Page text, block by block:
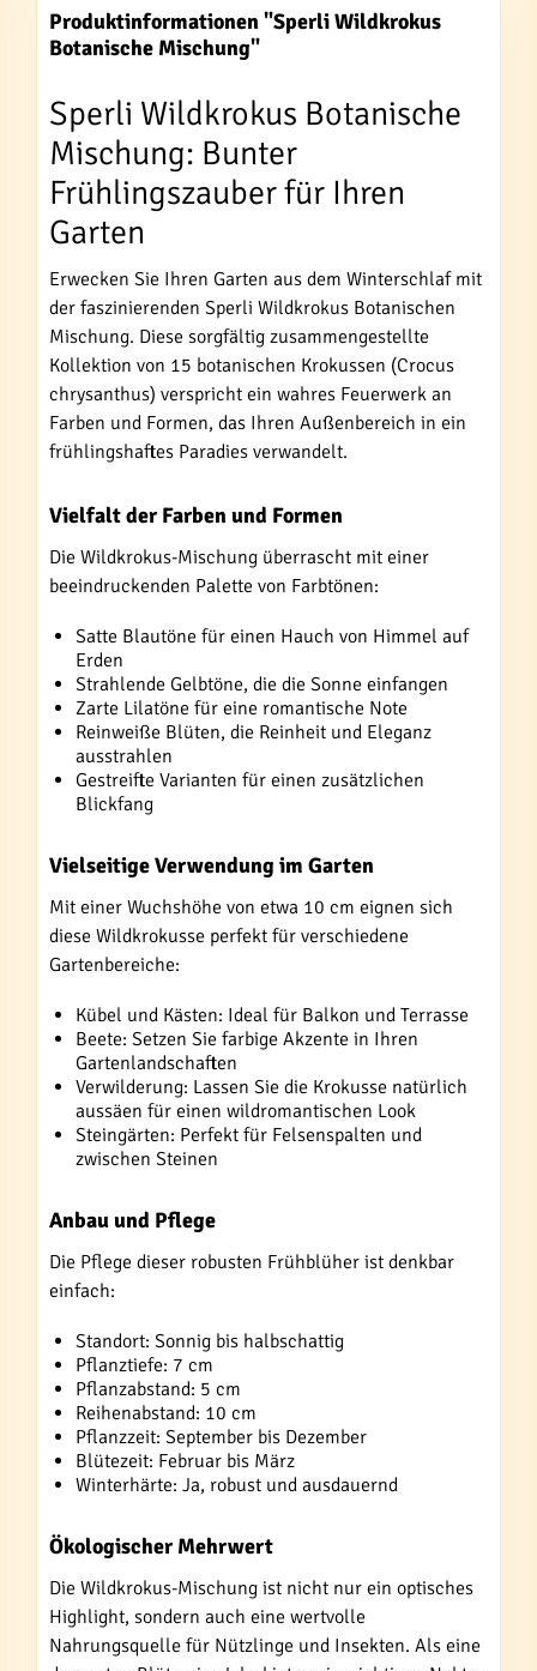
Produktinformationen "Sperli Wildkrokus
Botanische Mischung"
Sperli Wildkrokus Botanische
Mischung: Bunter
Frühlingszauber für Ihren
Garten
Erwecken Sie Ihren Garten aus dem Winterschlaf mit
der faszinierenden Sperli Wildkrokus Botanischen
Mischung. Diese sorgfältig zusammengestellte
Kollektion von 15 botanischen Krokussen (Crocus
chrysanthus) verspricht ein wahres Feuerwerk an
Farben und Formen, das Ihren Außenbereich in ein
frühlingshaftes Paradies verwandelt.
Vielfalt der Farben und Formen
Die Wildkrokus-Mischung überrascht mit einer
beeindruckenden Palette von Farbtönen:
Satte Blautöne für einen Hauch von Himmel auf
Erden
Strahlende Gelbtöne, die die Sonne einfangen
Zarte Lilatöne für eine romantische Note
Reinweiße Blüten, die Reinheit und Eleganz
ausstrahlen
Gestreifte Varianten für einen zusätzlichen
Blickfang
Vielseitige Verwendung im Garten
Mit einer Wuchshöhe von etwa 10 cm eignen sich
diese Wildkrokusse perfekt für verschiedene
Gartenbereiche:
Kübel und Kästen: Ideal für Balkon und Terrasse
Beete: Setzen Sie farbige Akzente in Ihren
Gartenlandschaften
Verwilderung: Lassen Sie die Krokusse natürlich
aussäen für einen wildromantischen Look
Steingärten: Perfekt für Felsenspalten und
zwischen Steinen
Anbau und Pflege
Die Pflege dieser robusten Frühblüher ist denkbar
einfach:
Standort: Sonnig bis halbschattig
Pflanztiefe: 7 cm
Pflanzabstand: 5 cm
Reihenabstand: 10 cm
Pflanzzeit: September bis Dezember
Blütezeit: Februar bis März
Winterhärte: Ja, robust und ausdauernd
Ökologischer Mehrwert
Die Wildkrokus-Mischung ist nicht nur ein optisches
Highlight, sondern auch eine wertvolle
Nahrungsquelle für Nützlinge und Insekten. Als eine